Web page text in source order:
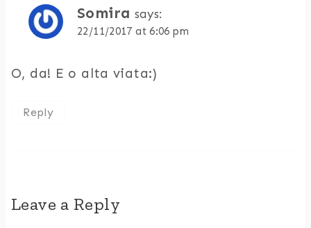
Somira says:
22/11/2017 at 6:06 pm
O, da! E o alta viata:)
Reply
Leave a Reply